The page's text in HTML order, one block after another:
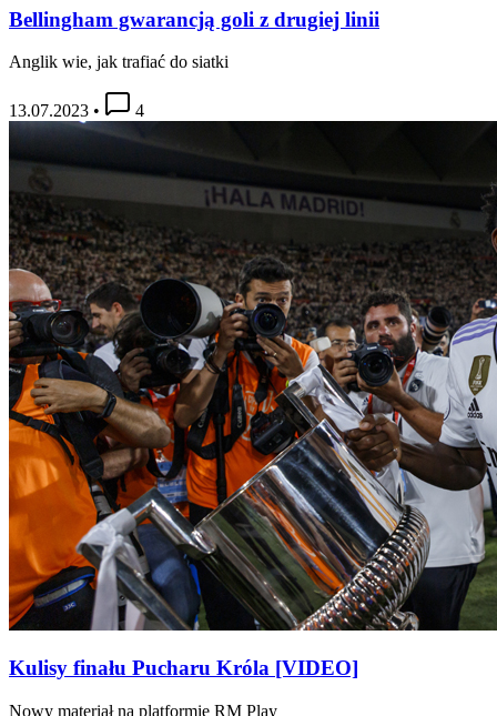
Bellingham gwarancją goli z drugiej linii
Anglik wie, jak trafiać do siatki
13.07.2023 • 4
Kulisy finału Pucharu Króla [VIDEO]
Nowy materiał na platformie RM Play